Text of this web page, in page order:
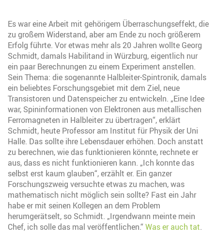
Es war eine Arbeit mit gehörigem Überraschungseffekt, die
zu großem Widerstand, aber am Ende zu noch größerem
Erfolg führte. Vor etwas mehr als 20 Jahren wollte Georg
Schmidt, damals Habilitand in Würzburg, eigentlich nur
ein paar Berechnungen zu einem Experiment anstellen.
Sein Thema: die sogenannte Halbleiter-Spintronik, damals
ein beliebtes Forschungsgebiet mit dem Ziel, neue
Transistoren und Datenspeicher zu entwickeln. „Eine Idee
war, Spininformationen von Elektronen aus metallischen
Ferromagneten in Halbleiter zu übertragen“, erklärt
Schmidt, heute Professor am Institut für Physik der Uni
Halle. Das sollte ihre Lebensdauer erhöhen. Doch anstatt
zu berechnen, wie das funktionieren könnte, rechnete er
aus, dass es nicht funktionieren kann. „Ich konnte das
selbst erst kaum glauben“, erzählt er. Ein ganzer
Forschungszweig versuchte etwas zu machen, was
mathematisch nicht möglich sein sollte? Fast ein Jahr
habe er mit seinen Kollegen an dem Problem
herumgerätselt, so Schmidt. „Irgendwann meinte mein
Chef, ich solle das mal veröffentlichen.“ Was er auch tat.